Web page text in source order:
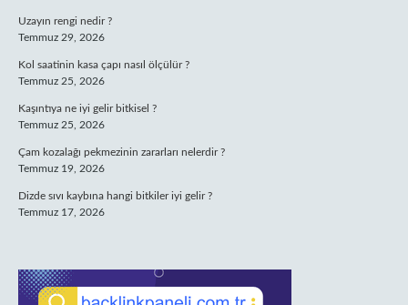
Uzayın rengi nedir ?
Temmuz 29, 2026
Kol saatinin kasa çapı nasıl ölçülür ?
Temmuz 25, 2026
Kaşıntıya ne iyi gelir bitkisel ?
Temmuz 25, 2026
Çam kozalağı pekmezinin zararları nelerdir ?
Temmuz 19, 2026
Dizde sıvı kaybına hangi bitkiler iyi gelir ?
Temmuz 17, 2026